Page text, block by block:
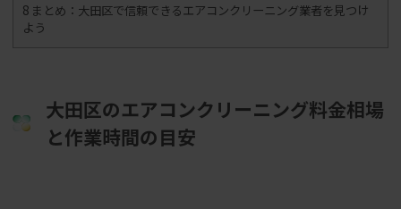
8 まとめ：大田区で信頼できるエアコンクリーニング業者を見つけ
よう
大田区のエアコンクリーニング料金相場
と作業時間の目安